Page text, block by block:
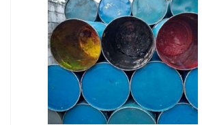
principalmente o grau de eficácia,
que, a cada nova reciclagem, o thi...